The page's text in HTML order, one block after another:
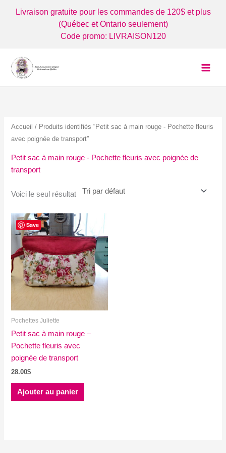
Livraison gratuite pour les commandes de 120$ et plus
(Québec et Ontario seulement)
Code promo: LIVRAISON120
Accueil / Produits identifiés “Petit sac à main rouge - Pochette fleuris
avec poignée de transport”
Petit sac à main rouge - Pochette fleuris avec poignée de
transport
Voici le seul résultat
Save
Pochettes Juliette
Petit sac à main rouge –
Pochette fleuris avec
poignée de transport
28.00$
Ajouter au panier